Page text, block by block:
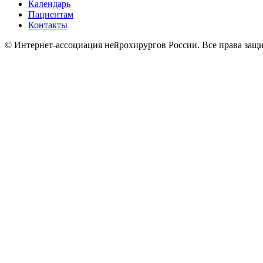
Календарь
Пациентам
Контакты
© Интернет-ассоциация нейрохирургов России. Все права